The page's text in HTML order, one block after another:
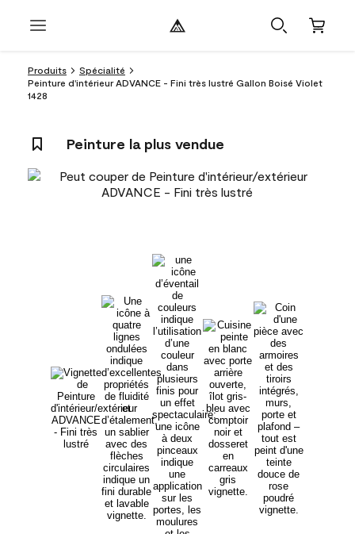
Produits
Spécialité
Peinture d'intérieur ADVANCE - Fini très lustré Gallon Boisé Violet
1428
Peinture la plus vendue